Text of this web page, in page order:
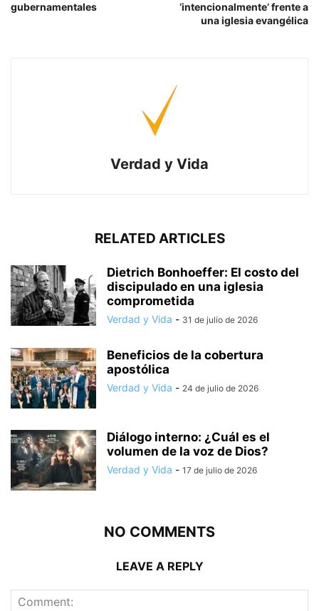
gubernamentales
‘intencionalmente’ frente a
una iglesia evangélica
Verdad y Vida
RELATED ARTICLES
Dietrich Bonhoeffer: El costo del
discipulado en una iglesia
comprometida
Verdad y Vida - 31 de julio de 2026
Beneficios de la cobertura
apostólica
Verdad y Vida - 24 de julio de 2026
Diálogo interno: ¿Cuál es el
volumen de la voz de Dios?
Verdad y Vida - 17 de julio de 2026
NO COMMENTS
LEAVE A REPLY